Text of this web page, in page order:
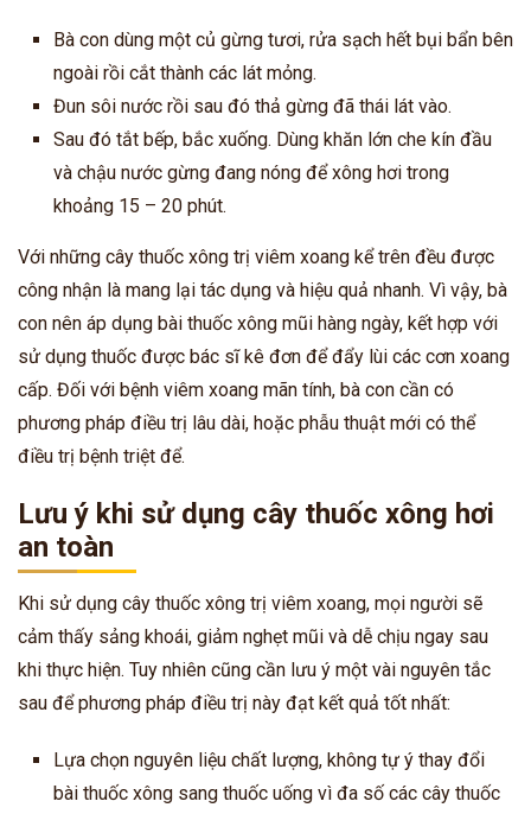
Bà con dùng một củ gừng tươi, rửa sạch hết bụi bẩn bên
ngoài rồi cắt thành các lát mỏng.
Đun sôi nước rồi sau đó thả gừng đã thái lát vào.
Sau đó tắt bếp, bắc xuống. Dùng khăn lớn che kín đầu
và chậu nước gừng đang nóng để xông hơi trong
khoảng 15 – 20 phút.
Với những cây thuốc xông trị viêm xoang kể trên đều được
công nhận là mang lại tác dụng và hiệu quả nhanh. Vì vậy, bà
con nên áp dụng bài thuốc xông mũi hàng ngày, kết hợp với
sử dụng thuốc được bác sĩ kê đơn để đẩy lùi các cơn xoang
cấp. Đối với bệnh viêm xoang mãn tính, bà con cần có
phương pháp điều trị lâu dài, hoặc phẫu thuật mới có thể
điều trị bệnh triệt để.
Lưu ý khi sử dụng cây thuốc xông hơi
an toàn
Khi sử dụng cây thuốc xông trị viêm xoang, mọi người sẽ
cảm thấy sảng khoái, giảm nghẹt mũi và dễ chịu ngay sau
khi thực hiện. Tuy nhiên cũng cần lưu ý một vài nguyên tắc
sau để phương pháp điều trị này đạt kết quả tốt nhất:
Lựa chọn nguyên liệu chất lượng, không tự ý thay đổi
bài thuốc xông sang thuốc uống vì đa số các cây thuốc